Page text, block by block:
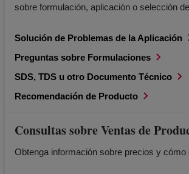
sobre formulación, aplicación o selección
Solución de Problemas de la Aplicación
Preguntas sobre Formulaciones
SDS, TDS u otro Documento Técnico
Recomendación de Producto
Consultas sobre Ventas de
Obtenga información sobre precios y cómo